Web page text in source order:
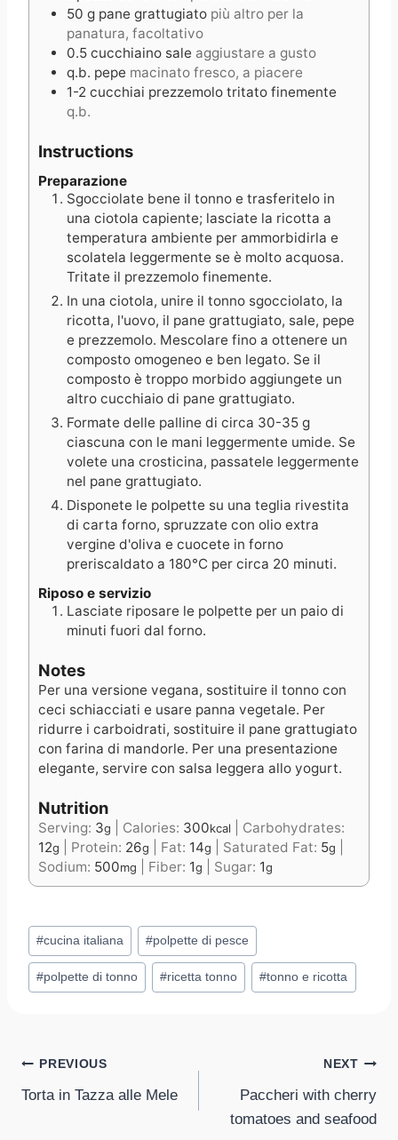
50 g pane grattugiato più altro per la
panatura, facoltativo
0.5 cucchiaino sale aggiustare a gusto
q.b. pepe macinato fresco, a piacere
1-2 cucchiai prezzemolo tritato finemente
q.b.
Instructions
Preparazione
Sgocciolate bene il tonno e trasferitelo in
una ciotola capiente; lasciate la ricotta a
temperatura ambiente per ammorbidirla e
scolatela leggermente se è molto acquosa.
Tritate il prezzemolo finemente.
In una ciotola, unire il tonno sgocciolato, la
ricotta, l'uovo, il pane grattugiato, sale, pepe
e prezzemolo. Mescolare fino a ottenere un
composto omogeneo e ben legato. Se il
composto è troppo morbido aggiungete un
altro cucchiaio di pane grattugiato.
Formate delle palline di circa 30-35 g
ciascuna con le mani leggermente umide. Se
volete una crosticina, passatele leggermente
nel pane grattugiato.
Disponete le polpette su una teglia rivestita
di carta forno, spruzzate con olio extra
vergine d'oliva e cuocete in forno
preriscaldato a 180°C per circa 20 minuti.
Riposo e servizio
Lasciate riposare le polpette per un paio di
minuti fuori dal forno.
Notes
Per una versione vegana, sostituire il tonno con
ceci schiacciati e usare panna vegetale. Per
ridurre i carboidrati, sostituire il pane grattugiato
con farina di mandorle. Per una presentazione
elegante, servire con salsa leggera allo yogurt.
Nutrition
Serving: 3g Calories: 300kcal
Carbohydrates:
12g Protein: 26g Fat: 14g Saturated Fat: 5g
Sodium: 500mg Fiber: 1g Sugar: 1g
Post
Tags:
#cucina italiana #polpette di pesce
#polpette di tonno #ricetta tonno #tonno e ricotta
Post
navigation
PREVIOUS
Torta in Tazza alle Mele
NEXT
Paccheri with cherry
tomatoes and seafood